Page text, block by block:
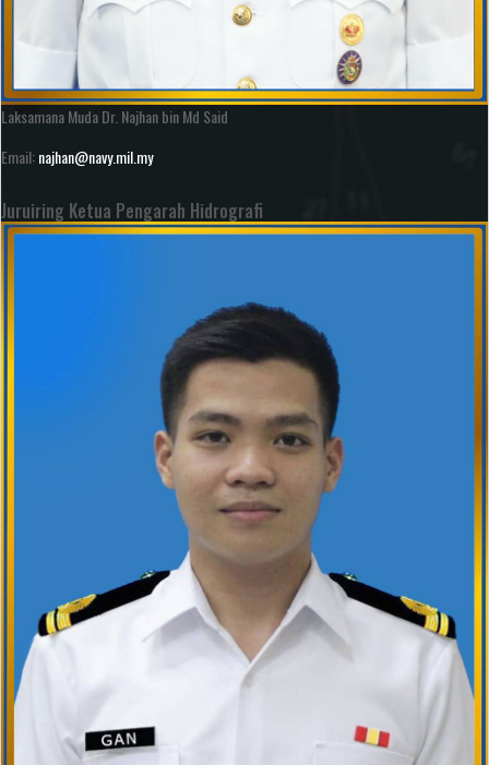
Laksamana Muda Dr. Najhan bin Md Said
Email:najhan@navy.mil.my
Juruiring Ketua Pengarah Hidrografi